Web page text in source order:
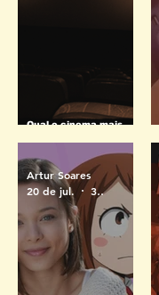
Qual o cinema mais
Descubra onde assistir
pagando menos
Artur Soares
20 de jul.
3 min de leitura